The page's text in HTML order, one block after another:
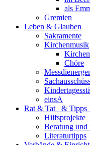
als
Gremien
Leben & Glauben
Sakramente
Kirchenmusik
Chöre
einsA
Rat & Tat & Tipps
Hilfsprojekte
Beratung
Literaturtipps